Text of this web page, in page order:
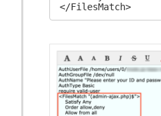
</FilesMatch>